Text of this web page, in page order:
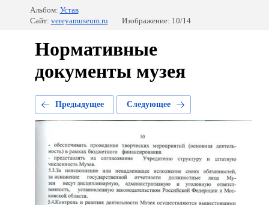
Альбом: Устав
Сайт: vereyamuseum.ru Изображение: 10/14
Нормативные
документы музея
Предыдущее Следующее